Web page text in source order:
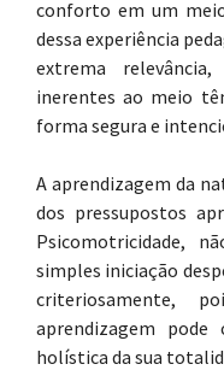
conforto em um
dessa experiência
extrema
inerentes ao meio
forma segura e
A aprendizagem da
dos pressupostos
Psicomotricidade,
simples iniciação
criteriosamente,
aprendizagem
holística da sua